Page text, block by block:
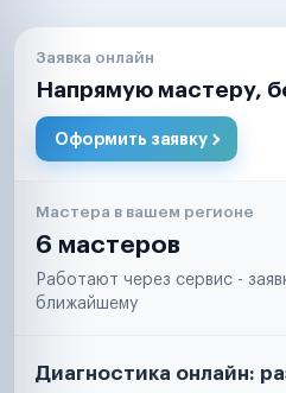
Заявка онлайн
Напрямую мастеру,
Оформить заявку
Мастера в вашем регионе
6 мастеров
Работают через сервис -
ближайшему
Диагностика онлайн: